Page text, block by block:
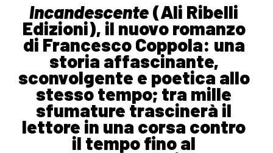
Incandescente(Ali Ribelli
Edizioni), il nuovo romanzo
di Francesco Coppola: una
storia affascinante,
sconvolgente e poetica allo
stesso tempo; tra mille
sfumature trascinerà il
lettore in una corsa contro
il tempo fino al